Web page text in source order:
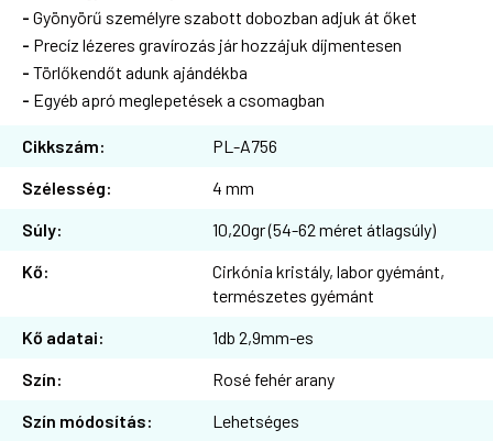
- Gyönyörű személyre szabott dobozban adjuk át őket
- Precíz lézeres gravírozás jár hozzájuk díjmentesen
- Törlőkendőt adunk ajándékba
- Egyéb apró meglepetések a csomagban
Cikkszám:
PL-A756
Szélesség:
4 mm
Súly:
10,20gr (54-62 méret átlagsúly)
Kő:
Cirkónia kristály, labor gyémánt,
természetes gyémánt
Kő adatai:
1db 2,9mm-es
Szín:
Rosé fehér arany
Szín módosítás:
Lehetséges